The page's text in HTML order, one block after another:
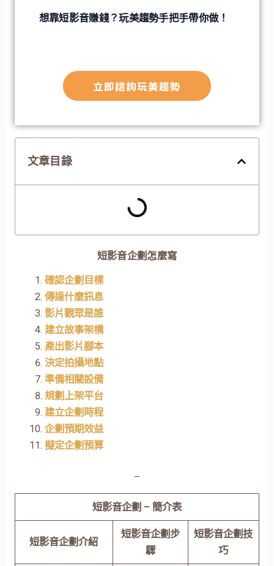
想靠短影音賺錢？玩美趨勢手把手帶你做！
立即諮詢玩美趨勢
文章目錄
短影音企劃怎麼寫
確認企劃目標
傳達什麼訊息
影片觀眾是誰
建立故事架構
產出影片腳本
決定拍攝地點
準備相關設備
規劃上架平台
建立企劃時程
企劃預期效益
擬定企劃預算
–
短影音企劃 – 簡介表
短影音企劃介紹
短影音企劃步
驟
短影音企劃技
巧